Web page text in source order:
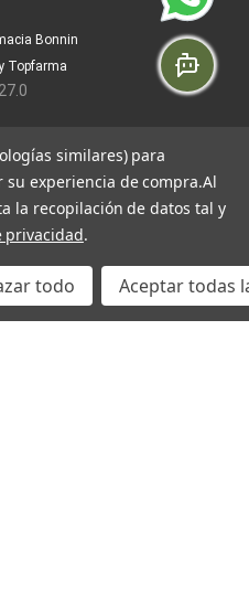
Bonnin
Topfarma
similares) para
experiencia de compra.Al
la recopilación de datos tal y
privacidad.
todo Aceptar todas